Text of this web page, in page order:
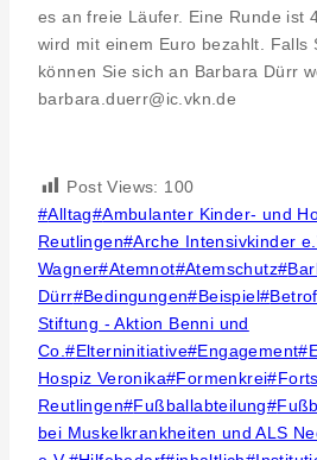
es an freie Läufer. Eine Runde ist
wird mit einem Euro bezahlt. Falls
können Sie sich an Barbara Dürr
barbara.duerr@ic.vkn.de
Post Views: 100
Post
Tags:
#Alltag#Ambulanter Kinder- und
Reutlingen#Arche Intensivkinder
Wagner#Atemnot#Atemschutz#
Dürr#Bedingungen#Beispiel#
Stiftung - Aktion Benni und
Co.#Elterninitiative#Engagement#
Hospiz Veronika#Formenkrei#
Reutlingen#Fußballabteilung#
bei Muskelkrankheiten und ALS